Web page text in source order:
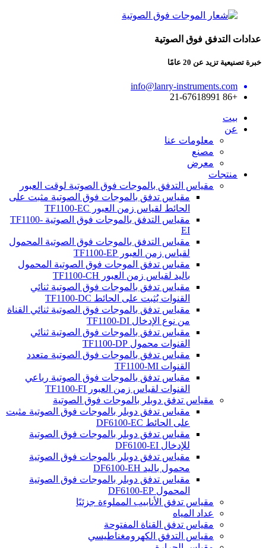
عدادات التدفق فوق الصوتية
خبرة تصنيعية تزيد عن 20 عامًا
info@lanry-instruments.com
+86 21-67618991
بيت
عن
معلومات عنا
مصنع
معرض
منتجات
مقياس التدفق بالموجات فوق الصوتية لوقت العبور
مقياس تدفق بالموجات فوق الصوتية مثبت على
الحائط لقياس زمن العبور TF1100-EC
مقياس التدفق بالموجات فوق الصوتية TF1100-
EI
مقياس التدفق بالموجات فوق الصوتية المحمول
لقياس زمن العبور TF1100-EP
مقياس تدفق الموجات فوق الصوتية المحمول
باليد لقياس زمن العبور TF1100-CH
مقياس تدفق بالموجات فوق الصوتية ثنائي
القنوات يُثبت على الحائط TF1100-DC
مقياس تدفق بالموجات فوق الصوتية ثنائي القناة
من نوع الإدخال TF1100-DI
مقياس تدفق بالموجات فوق الصوتية ثنائي
القنوات محمول TF1100-DP
مقياس تدفق بالموجات فوق الصوتية متعدد
القنوات TF1100-MI
مقياس تدفق بالموجات فوق الصوتية رباعي
القنوات لقياس زمن العبور TF1100-FI
مقياس تدفق دوبلر بالموجات فوق الصوتية
مقياس تدفق دوبلر بالموجات فوق الصوتية مثبت
على الحائط DF6100-EC
مقياس تدفق دوبلر بالموجات فوق الصوتية
للإدخال DF6100-EI
مقياس تدفق دوبلر بالموجات فوق الصوتية
محمول باليد DF6100-EH
مقياس تدفق دوبلر بالموجات فوق الصوتية
المحمول DF6100-EP
مقياس تدفق الأنابيب المملوءة جزئيًا
عداد المياه
مقياس تدفق القناة المفتوحة
مقياس التدفق الكهرومغناطيسي